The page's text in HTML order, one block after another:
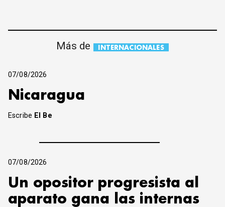
Más de INTERNACIONALES
07/08/2026
Nicaragua
Escribe El Be
07/08/2026
Un opositor progresista al
aparato gana las internas